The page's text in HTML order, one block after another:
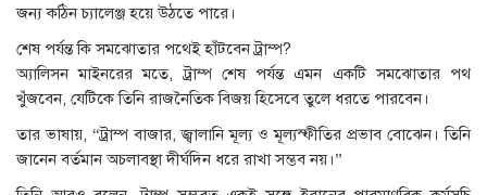
জন্য কঠিন চ্যালেঞ্জ হয়ে উঠতে পারে।
শেষ পর্যন্ত কি সমঝোতার পথেই হাঁটবেন ট্রাম্প?
অ্যালিসন মাইনরের মতে, ট্রাম্প শেষ পর্যন্ত এমন একটি সমঝোতার পথ
খুঁজবেন, যেটিকে তিনি রাজনৈতিক বিজয় হিসেবে তুলে ধরতে পারবেন।
তার ভাষায়, “ট্রাম্প বাজার, জ্বালানি মূল্য ও মূল্যস্ফীতির প্রভাব বোঝেন। তিনি
জানেন বর্তমান অচলাবস্থা দীর্ঘদিন ধরে রাখা সম্ভব নয়।”